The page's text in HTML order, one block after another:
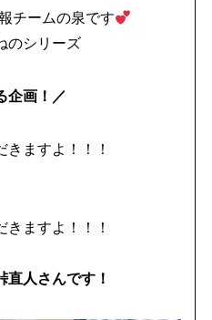
チームの泉です
のシリーズ
企画！／
ますよ！！！
ますよ！！！
直人さんです！